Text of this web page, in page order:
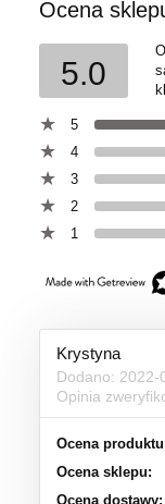
Ocena
5.0
5
4
3
2
1
Krystyna
Dodano: 2022-
Opinia
Ocena
Ocena sklepu:
Ocena dostawy: